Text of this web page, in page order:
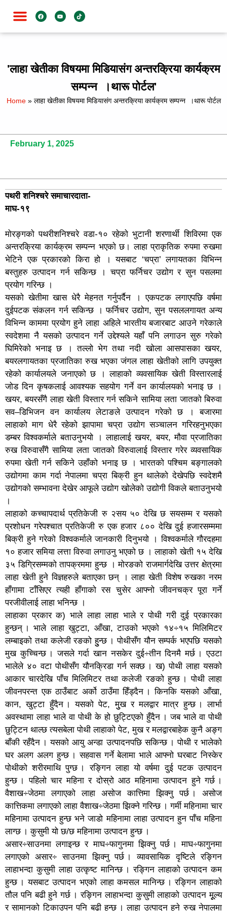
'लाहा खेतीका विषयमा मिडियासंग अन्तरक्रिया कार्यक्रम
सम्पन्न ।थारू पाेर्टल'
Home» लाहा खेतीका विषयमा मिडियासंग अन्तरक्रिया कार्यक्रम सम्पन्न ।थारू पाेर्टल
February 1, 2025
पथरी शनिश्चरे समाचारदाता-
माघ-१९
माेरङ्गकाे पथरीशनिश्चरे वडा-१० रहेकाे भुटानी शरणार्थी शिविरमा एक
अन्तरक्रिया कार्यक्रम सम्पन्न भएकाे छ। लाहा प्राकृतिक रुपमा रुखमा
भेटिने एक प्रकारको किरा हो । यसबाट ‘चप्रा’ लगायतका विभिन्न
बस्तुहरु उत्पादन गर्न सकिन्छ । चप्रा फर्निचर उद्योग र सुन पसलमा
प्रयोग गरिन्छ ।
यसको खेतीमा खास धेरै मेहनत गर्नुपर्दैन । एकपटक लगाएपछि वर्षमा
दुईपटक संकलन गर्न सकिन्छ । फर्निचर उद्योग, सुन पसललगायत अन्य
विभिन्न काममा प्रयोग हुने लाहा अहिले भारतीय बजारबाट आउने गरेकाले
स्वदेशमा नै यसको उत्पादन गर्ने उद्देश्यले यहाँ पनि लगाउन सुरु गरेको
घिमिरेको भनाइ छ । तल्लो भेग तथा नदी खोला आसपासका खयर,
बयरलगायतका प्रजातिका रुख भएका जंगल लाहा खेतीको लागि उपयुक्त
रहेको कार्यालयले जनाएको छ । लाहाको व्यवसायिक खेती विस्तारलाई
जोड दिन कृषकलाई आवश्यक सहयोग गर्ने वन कार्यालयको भनाइ छ ।
खयर, बयरसँगै लाहा खेती विस्तार गर्न सकिने सामिया लता जातको बिरुवा
सव–डिभिजन वन कार्यालय लेटाङले उत्पादन गरेको छ । बजारमा
लाहाको माग धेरै रहेको झापामा चप्रा उद्योग सञ्चालन गरिरहनुभएका
डम्बर विश्वकर्माले बताउनुभयो । लाहालाई खयर, बयर, मौवा प्रजातिका
रुख विरुवासँगै सामिया लता जातको विरुवालाई विस्तार गरेर व्यवसायिक
रुपमा खेती गर्न सकिने उहाँको भनाइ छ । भारतको पश्चिम बङ्गालको
उद्योगमा काम गर्दा नेपालमा चप्रा बिक्री हुन थालेको देखेपछि स्वदेशमै
उद्योगको सम्भावना देखेर आफूले उद्योग खोलेको उद्योगी विकले बताउनुभयो
।
लाहाको कच्चापदार्थ प्रतिकेजी रु २सय ५० देखि छ सयसम्म र यसको
प्रशोधन गरेपश्चात प्रतिकेजी रु एक हजार ८०० देखि दुई हजारसम्ममा
बिक्री हुने गरेको विश्वकर्माले जानकारी दिनुभयो । विश्वकर्माले गौरदहमा
१० हजार समिया लत्ता विरुवा लगाउनु भएको छ । लाहाको खेती १५ देखि
३५ डिग्रिसम्मको तापक्रममा हुन्छ । मोरङको राजमार्गदेखि उत्तर क्षेत्रमा
लाहा खेती हुने विज्ञहरुले बताएका छन् । लाहा खेती विशेष रुखका नरम
हाँगामा टाँसिएर त्यही हाँगाको रस चुसेर आफ्नो जीवनचक्र पूरा गर्ने
परजीवीलाई लाहा भनिन्छ ।
लाहाका प्रकार क) भाले लाहा लाहा भाले र पोथी गरी दुई प्रकारका
हुन्छन् । भाले लाहा खुट्टा, आँखा, टाउको भएको १४÷१५ मिलिमिटर
लम्बाइको तथा कलेजी रङको हुुन्छ । पोथीसँग यौन सम्पर्क भएपछि यसको
मुख कुच्चिन्छ । जसले गर्दा खान नसकेर दुई÷तीन दिनमै मर्छ । एउटा
भालेले ४० वटा पोथीसँग यौनक्रिडा गर्न सक्छ । ख) पोथी लाहा यसको
आकार चारदेखि पाँच मिलिमिटर तथा कलेजी रङको हुन्छ । पोथी लाहा
जीवनपरन्त एक ठाउँबाट अर्को ठाउँमा हिँड्दैन । किनकि यसको आँखा,
कान, खुट्टा हुँदैन । यसको पेट, मुुख र मलद्वार मात्र हुन्छ । लार्भा
अवस्थामा लाहा भाले वा पोथी के हो छुट्टिएको हुँदैन । जब भाले वा पोथी
छुट्टिन थाल्छ त्यसबेला पोथी लाहाको पेट, मुख र मलद्वारबाहेक कुनै अङ्ग
बाँकी रहँदैन । यसको आयु अन्डा उत्पादनपछि सकिन्छ । पोथी र भालेको
घर अलग अलग हुन्छ । सहवास गर्ने बेलामा भाले आफ्नो घरबाट निस्केर
पोथीको शरीरमाथि पुग्छ । रङ्गिन लाहा यो वर्षमा दुई पटक उत्पादन
हुन्छ । पहिलो चार महिना र दोस्रो आठ महिनामा उत्पादन हुने गर्छ ।
वैशाख÷जेठमा लगाएको लाहा असोज कात्तिमा झिक्नु पर्छ । असोज
कात्तिकमा लगाएको लाहा वैशाख÷जेठमा झिक्ने गरिन्छ । गर्मी महिनामा चार
महिनामा उत्पादन हुन्छ भने जाडो महिनामा लाहा उत्पादन हुन पाँच महिना
लाग्छ । कुसुमी यो छ/छ महिनामा उत्पादन हुन्छ ।
असार÷साउनमा लगाइन्छ र माघ÷फागुनमा झिक्नु पर्छ । माघ÷फागुनमा
लगाएको असार÷ साउनमा झिक्नु पर्छ । व्यावसायिक दृष्टिले रङ्गिन
लाहाभन्दा कुसुमी लाहा उत्कृष्ट मानिन्छ । रङ्गिन लाहाको उत्पादन कम
हुन्छ । यसबाट उत्पादन भएको लाहा कमसल मानिन्छ । रङ्गिन लाहाको
तौल पनि बढी हुने गर्छ । रङ्गिन लाहाभन्दा कुसुमी लाहाको उत्पादन मूूल्य
र सामानको टिकाउपन पनि बढी हुन्छ । लाहा उत्पादन हुने रुख नेपालमा